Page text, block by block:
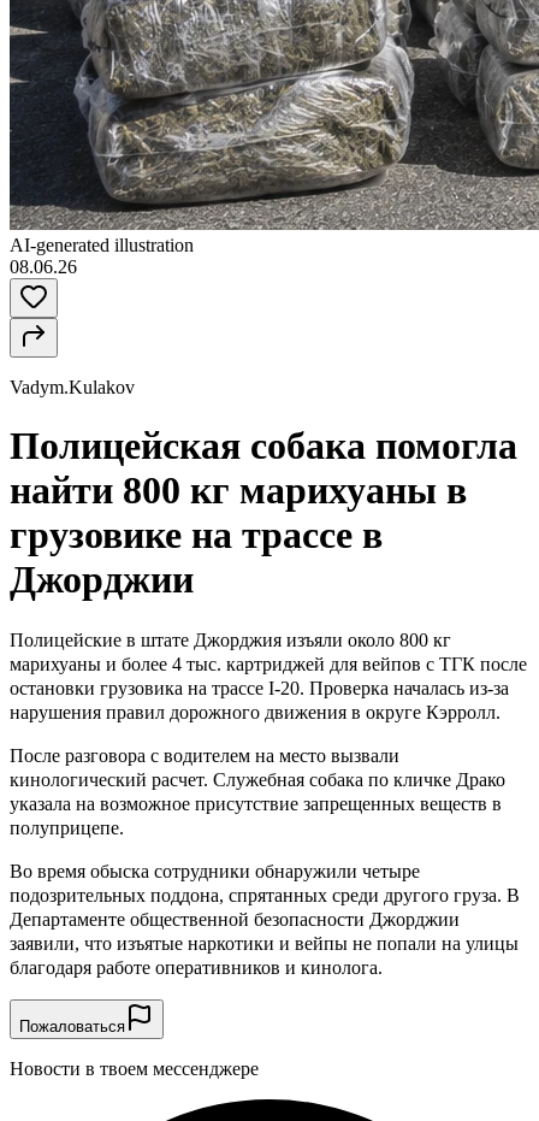
AI-generated illustration
08.06.26
Vadym.Kulakov
Полицейская собака помогла
найти 800 кг марихуаны в
грузовике на трассе в
Джорджии
Полицейские в штате Джорджия изъяли около 800 кг
марихуаны и более 4 тыс. картриджей для вейпов с ТГК после
остановки грузовика на трассе I-20. Проверка началась из-за
нарушения правил дорожного движения в округе Кэрролл.
После разговора с водителем на место вызвали
кинологический расчет. Служебная собака по кличке Драко
указала на возможное присутствие запрещенных веществ в
полуприцепе.
Во время обыска сотрудники обнаружили четыре
подозрительных поддона, спрятанных среди другого груза. В
Департаменте общественной безопасности Джорджии
заявили, что изъятые наркотики и вейпы не попали на улицы
благодаря работе оперативников и кинолога.
Пожаловаться
Новости в твоем мессенджере